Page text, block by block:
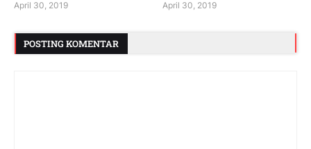
April 30, 2019 April 30, 2019
POSTING KOMENTAR